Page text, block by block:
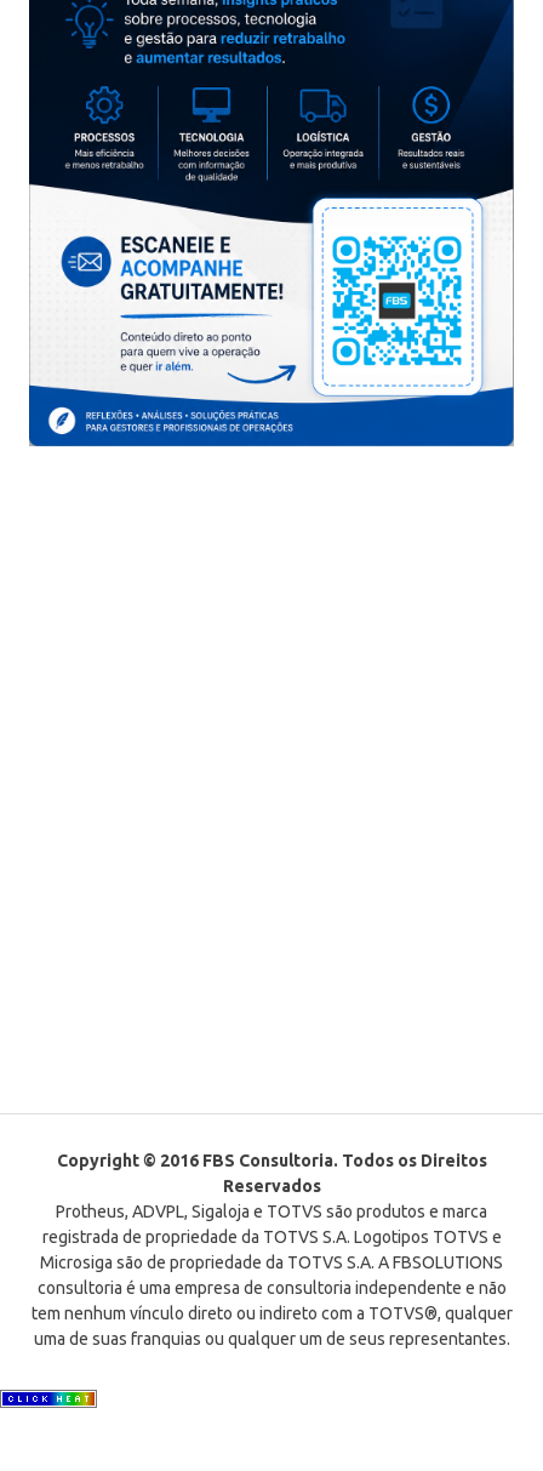
Copyright © 2016 FBS Consultoria. Todos os Direitos
Reservados
Protheus, ADVPL, Sigaloja e TOTVS são produtos e marca
registrada de propriedade da TOTVS S.A. Logotipos TOTVS e
Microsiga são de propriedade da TOTVS S.A. A FBSOLUTIONS
consultoria é uma empresa de consultoria independente e não
tem nenhum vínculo direto ou indireto com a TOTVS®, qualquer
uma de suas franquias ou qualquer um de seus representantes.